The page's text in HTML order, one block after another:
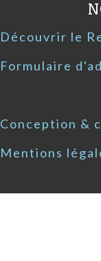
Découvrir le
Formulaire
Conception &
Mentions